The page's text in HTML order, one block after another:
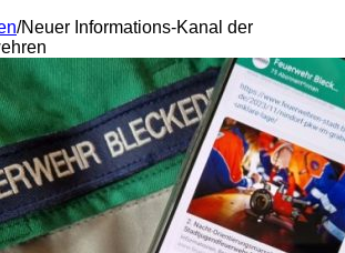
/Neuer Informations-Kanal der